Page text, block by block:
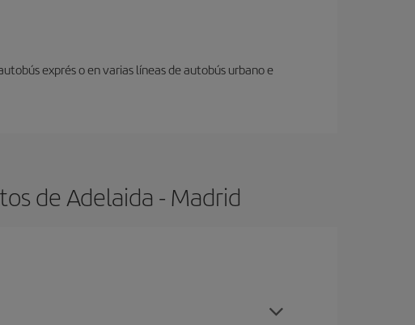
exprés o en varias líneas de autobús urbano e
de Adelaida - Madrid